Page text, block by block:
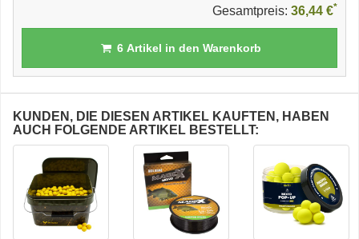
Gesamtpreis: 36,44 €*
6Artikel in den Warenkorb
KUNDEN, DIE DIESEN ARTIKEL KAUFTEN, HABEN
AUCH FOLGENDE ARTIKEL BESTELLT: